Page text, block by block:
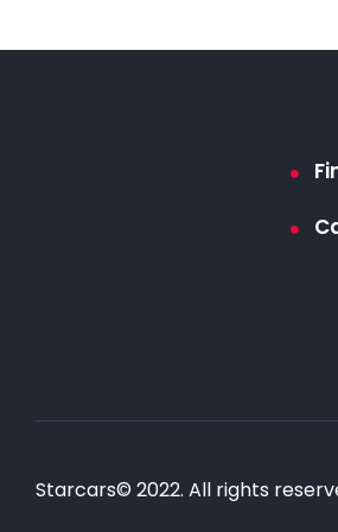
Starcars© 2022. All rights